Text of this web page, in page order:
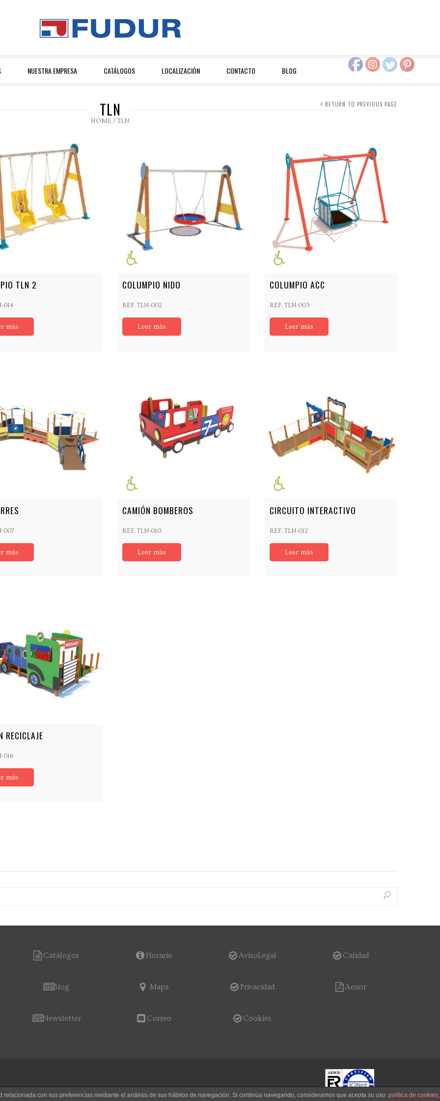
NUESTRA EMPRESA CATÁLOGOS LOCALIZACIÓN CONTACTO BLOG
TLN
HOME / TLN
RETURN TO PREVIOUS PAGE
TLN 2
014
más
COLUMPIO NIDO
REF. TLN-002
Leer más
COLUMPIO ACC
REF. TLN-003
Leer más
007
más
CAMIÓN BOMBEROS
REF. TLN-010
Leer más
CIRCUITO INTERACTIVO
REF. TLN-012
Leer más
RECICLAJE
016
más
Catálogos
Blog
Newsletter
Horario
Maps
Correo
AvisoLegal
Privacidad
Cookies
Calidad
Aenor
con sus preferencias mediante el análisis de sus hábitos de navegación. Si continúa navegando, consideramos que acepta su uso. política de cookies,